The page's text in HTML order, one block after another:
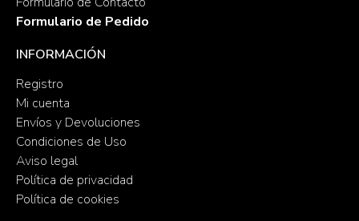
Formulario de Pedido
INFORMACIÓN
Registro
Mi cuenta
Envíos y Devoluciones
Condiciones de Uso
Aviso legal
Política de privacidad
Política de cookies